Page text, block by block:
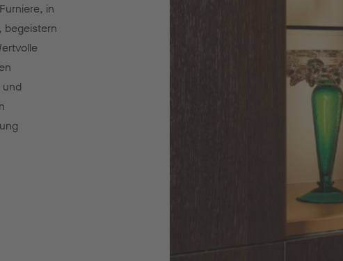
in
begeistern